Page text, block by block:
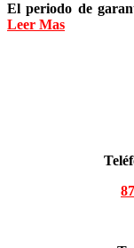
El periodo de
Leer Mas